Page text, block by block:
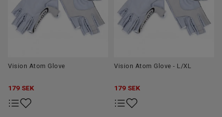
Vision Atom Glove
179 SEK
Vision Atom Glove - L/XL
179 SEK